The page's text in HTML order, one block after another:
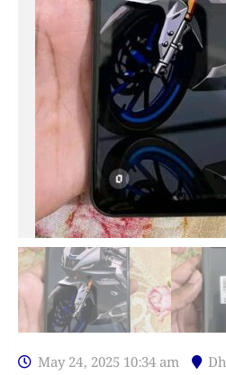
May 24, 2025 10:34 am